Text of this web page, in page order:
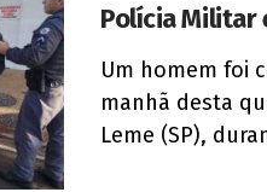
Polícia Militar
Um homem foi
manhã desta
Leme (SP),